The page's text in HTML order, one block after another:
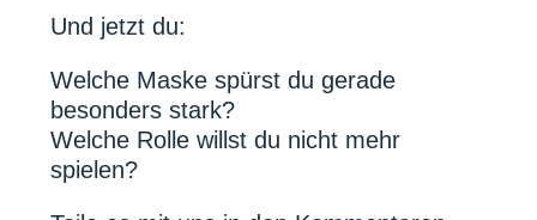
Und jetzt du:
Welche Maske spürst du gerade
besonders stark?
Welche Rolle willst du nicht mehr
spielen?